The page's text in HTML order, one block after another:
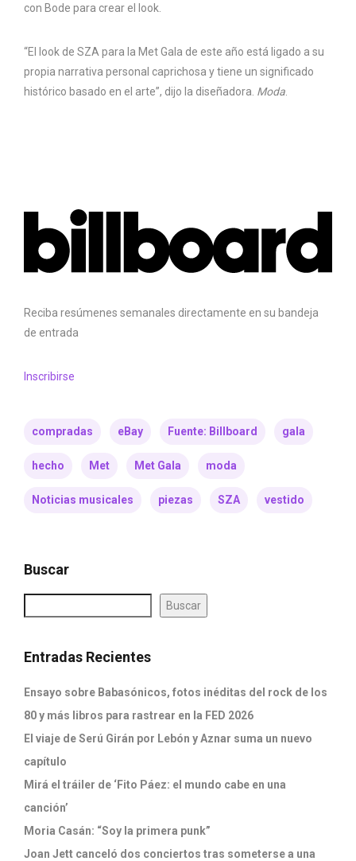
con Bode para crear el look.
“El look de SZA para la Met Gala de este año está ligado a su
propia narrativa personal caprichosa y tiene un significado
histórico basado en el arte”, dijo la diseñadora. Moda
Reciba resúmenes semanales directamente en su bandeja
de entrada
Inscribirse
compradas eBay Fuente: Billboard gala
hecho Met Met Gala moda
Noticias musicales piezas SZA vestido
Buscar
Buscar
Entradas Recientes
Ensayo sobre Babasónicos, fotos inéditas del rock de los
80 y más libros para rastrear en la FED 2026
El viaje de Serú Girán por Lebón y Aznar suma un nuevo
capítulo
Mirá el tráiler de ‘Fito Páez: el mundo cabe en una
canción’
Moria Casán: “Soy la primera punk”
Joan Jett canceló dos conciertos tras someterse a una